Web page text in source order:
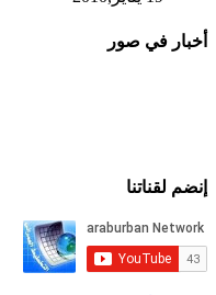
أخبار في صور
إنضم لقناتنا